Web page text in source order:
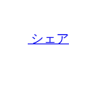
シェア